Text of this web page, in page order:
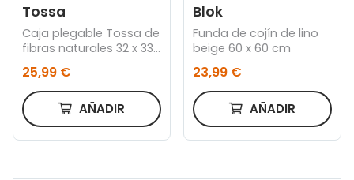
Tossa
Caja plegable Tossa de
fibras naturales 32 x 33
25,99 €
AÑADIR
Blok
Funda de cojín de lino
beige 60 x 60 cm
23,99 €
AÑADIR